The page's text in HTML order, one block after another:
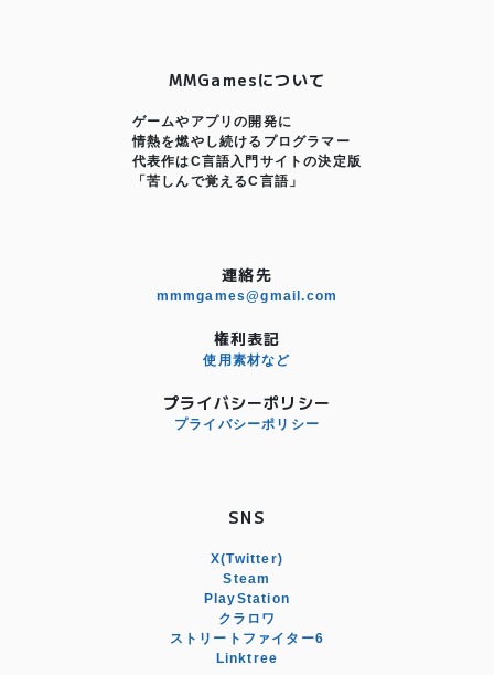
MMGamesについて
ゲームやアプリの開発に
情熱を燃やし続けるプログラマー
代表作はC言語入門サイトの決定版
「苦しんで覚えるC言語」
連絡先
mmmgames@gmail.com
権利表記
使用素材など
プライバシーポリシー
プライバシーポリシー
SNS
X(Twitter)
Steam
PlayStation
クラロワ
ストリートファイター6
Linktree